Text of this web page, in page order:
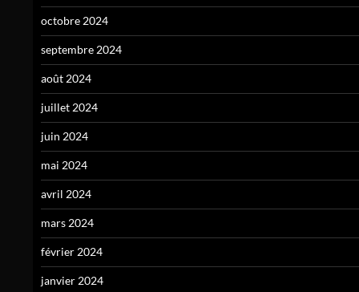
octobre 2024
septembre 2024
août 2024
juillet 2024
juin 2024
mai 2024
avril 2024
mars 2024
février 2024
janvier 2024